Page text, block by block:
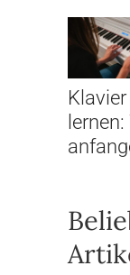
Klavier